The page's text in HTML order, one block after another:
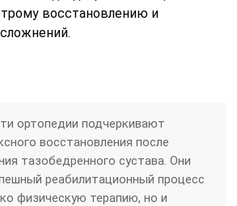
восстановлению и
ортопедии подчеркивают
восстановления после
тазобедренного сустава. Они
реабилитационный процесс
физическую терапию, но и